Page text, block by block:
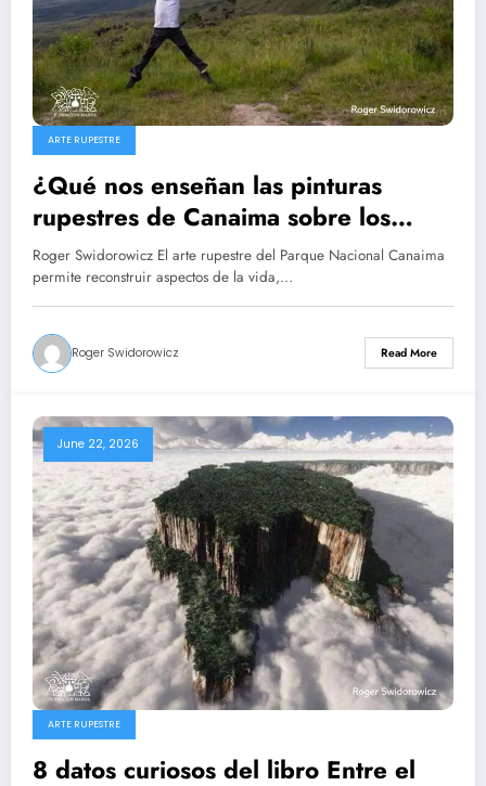
ARTE RUPESTRE
¿Qué nos enseñan las pinturas
rupestres de Canaima sobre los
primeros habitantes de Venezuela?
10 Roger Swidorowicz
Roger Swidorowicz El arte rupestre del Parque Nacional Canaima
permite reconstruir aspectos de la vida,…
Roger Swidorowicz Read More
June 22, 2026
ARTE RUPESTRE
8 datos curiosos del libro Entre el